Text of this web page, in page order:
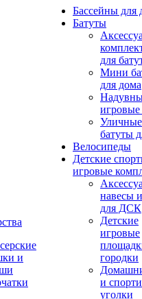
и
Бассейны для
Батуты
для
Мини
для дома
игровые
Уличные
батуты
Велосипеды
Детские
игровые
навесы
для ДСК
Детские
игровые
городки
и
уголки